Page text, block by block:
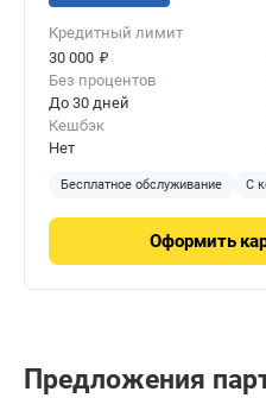
Кредитный лимит
30 000 ₽
Без процентов
До 30 дней
Кешбэк
Нет
Бесплатное обслуживание С
Оформить
Предложения